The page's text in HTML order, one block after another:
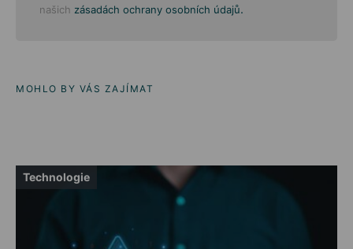
našich zásadách ochrany osobních údajů.
MOHLO BY VÁS ZAJÍMAT
Technologie